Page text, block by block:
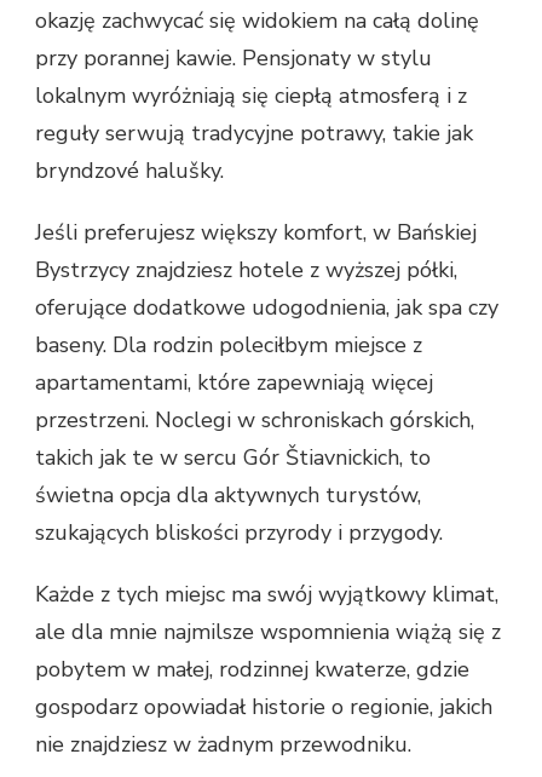
okazję zachwycać się widokiem na całą dolinę
przy porannej kawie. Pensjonaty w stylu
lokalnym wyróżniają się ciepłą atmosferą i z
reguły serwują tradycyjne potrawy, takie jak
bryndzové halušky.
Jeśli preferujesz większy komfort, w Bańskiej
Bystrzycy znajdziesz hotele z wyższej półki,
oferujące dodatkowe udogodnienia, jak spa czy
baseny. Dla rodzin poleciłbym miejsce z
apartamentami, które zapewniają więcej
przestrzeni. Noclegi w schroniskach górskich,
takich jak te w sercu Gór Štiavnickich, to
świetna opcja dla aktywnych turystów,
szukających bliskości przyrody i przygody.
Każde z tych miejsc ma swój wyjątkowy klimat,
ale dla mnie najmilsze wspomnienia wiążą się z
pobytem w małej, rodzinnej kwaterze, gdzie
gospodarz opowiadał historie o regionie, jakich
nie znajdziesz w żadnym przewodniku.